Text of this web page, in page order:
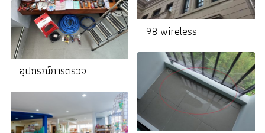
98 wireless
อุปกรณ์การตรวจ